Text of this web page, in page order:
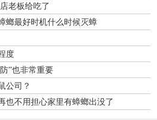
老板给吃了
螂最好时机什么时候灭蟑
度
”也非常重要
公司？
也不用担心家里有蟑螂出没了